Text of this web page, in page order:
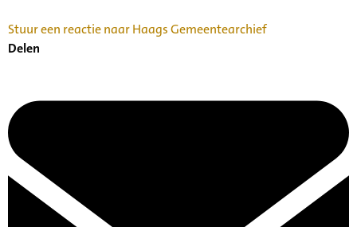
Stuur een reactie naar Haags Gemeentearchief
Delen